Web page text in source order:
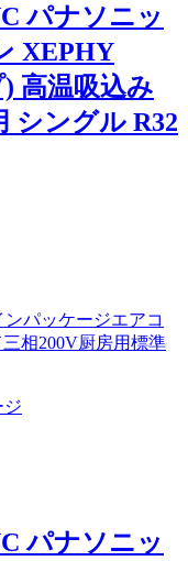
パナソニッ
XEPHY
高温吸込み
シングル R32
ンパッケージエアコ
三相200V厨房用標準
パナソニッ